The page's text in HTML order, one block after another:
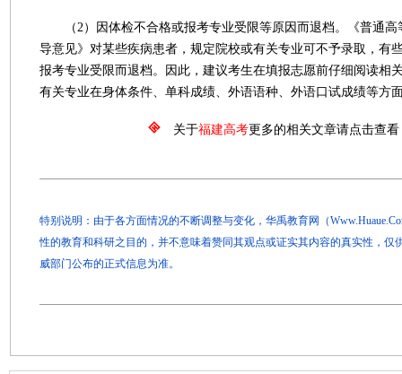
（2）因体检不合格或报考专业受限等原因而退档。《普通高
导意见》对某些疾病患者，规定院校或有关专业可不予录取，有
报考专业受限而退档。因此，建议考生在填报志愿前仔细阅读相
有关专业在身体条件、单科成绩、外语语种、外语口试成绩等方
关于福建高考更多的相关文章请点击查看
特别说明：由于各方面情况的不断调整与变化，华禹教育网（
性的教育和科研之目的，并不意味着赞同其观点或证实其内容的真实性，仅
威部门公布的正式信息为准。